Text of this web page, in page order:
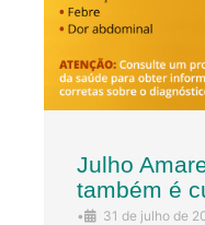
Julho
também é
• 31 de julho de